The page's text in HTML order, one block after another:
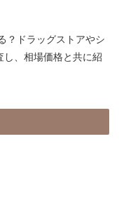
？ドラッグストアやシ
し、相場価格と共に紹